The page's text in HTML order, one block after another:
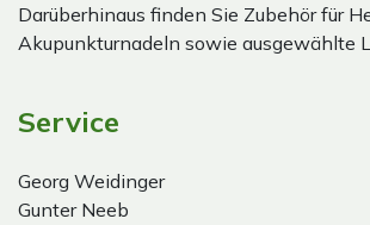
Darüberhinaus finden Sie Zubehör für
Akupunkturnadeln sowie ausgewählte
Service
Georg Weidinger
Gunter Neeb